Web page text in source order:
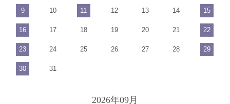
9 10 11 12 13 14 15
16 17 18 19 20 21 22
23 24 25 26 27 28 29
30 31
2026年09月